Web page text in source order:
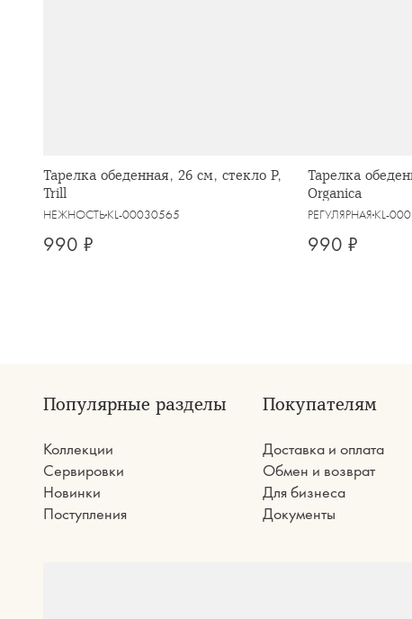
Тарелка обеденная, 26 см, стекло Р,
Trill
НЕЖНОСТЬKL-00030565
990 ₽
Тарелка
Organica
РЕГУЛЯРНАЯ KL-
990 ₽
Популярные разделы
Коллекции
Сервировки
Новинки
Поступления
Покупателям
Доставка и оплата
Обмен и возврат
Для бизнеса
Документы